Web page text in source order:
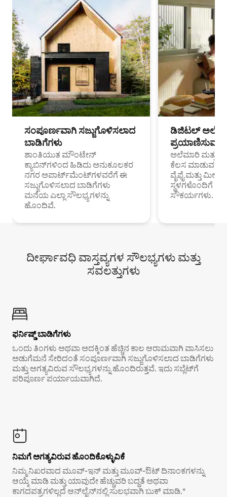
ಸಂಪೂರ್ಣವಾಗಿ ಸಜ್ಜುಗೊಳಿಸಲಾದ
ಬಾಡಿಗೆಗಳು
ಶಾಂತಿಯುತ ಮೌಂಟೇನ್
ಕ್ಯಾಬಿನ್‌ಗಳಿಂದ ಹಿಡಿದು ಅನುಕೂಲಕರ
ನಗರ ಅಪಾರ್ಟ್‌ಮೆಂಟ್‌ಗಳವರೆಗೆ ಈ
ಸಜ್ಜುಗೊಳಿಸಲಾದ ಬಾಡಿಗೆಗಳು
ಮನೆಯ ಎಲ್ಲಾ ಸೌಲಭ್ಯಗಳನ್ನು
ಹೊಂದಿವೆ.
ಡಿಜಿಟಲ್
ಪ್ರಯಾಣಿಸುವ
ಅಲೆಮಾರಿ ಮತ್ತು
ಕೆಲಸ ಮಾಡುವ
ವೈಫೈ ಮತ್ತು
ಸ್ಥಳಗಳೊಂದಿಗೆ
ಸೌಕರ್ಯಗಳು.
ದೀರ್ಘಾವಧಿ ವಾಸ್ತವ್ಯಗಳ ಸೌಲಭ್ಯಗಳು ಮತ್ತು
ಸವಲತ್ತುಗಳು
ಫರ್ನಿಷ್ಡ್ ಬಾಡಿಗೆಗಳು
ಒಂದು ತಿಂಗಳು ಅಥವಾ ಅದಕ್ಕಿಂತ ಹೆಚ್ಚಿನ ಕಾಲ ಆರಾಮವಾಗಿ ವಾಸಿಸಲು
ಅಡುಗೆಮನೆ ಸೇರಿದಂತೆ ಸಂಪೂರ್ಣವಾಗಿ ಸಜ್ಜುಗೊಳಿಸಲಾದ ಬಾಡಿಗೆಗಳು
ಮತ್ತು ಅಗತ್ಯವಿರುವ ಸೌಲಭ್ಯಗಳನ್ನು ಹೊಂದಿರುತ್ತವೆ. ಇದು ಸಬ್ಲೆಟ್‌ಗೆ
ಪರಿಪೂರ್ಣ ಪರ್ಯಾಯವಾಗಿದೆ.
ನಿಮಗೆ ಅಗತ್ಯವಿರುವ ಹೊಂದಿಕೊಳ್ಳುವಿಕೆ
ನಿಮ್ಮ ನಿಖರವಾದ ಮೂವ್-ಇನ್ ಮತ್ತು ಮೂವ್-ಔಟ್ ದಿನಾಂಕಗಳನ್ನು
ಆಯ್ಕೆ ಮಾಡಿ ಮತ್ತು ಯಾವುದೇ ಹೆಚ್ಚುವರಿ ಬದ್ಧತೆ ಅಥವಾ
ಕಾಗದಪತ್ರಗಳಿಲ್ಲದೆ ಆನ್‌ಲೈನ್‌ನಲ್ಲಿ ಸುಲಭವಾಗಿ ಬುಕ್ ಮಾಡಿ.*